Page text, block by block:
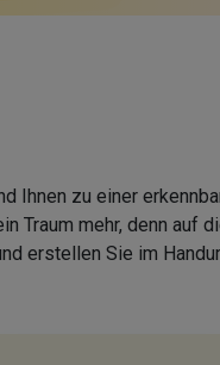
Ihnen zu einer
Traum mehr, denn auf
erstellen Sie im